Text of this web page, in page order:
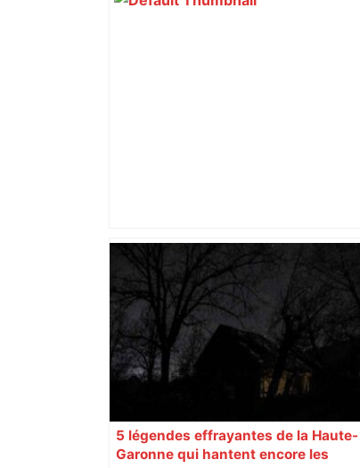
« Rien d'inquiétant » pour Guillaume
Restes, le gardien de Toulouse, après
sa sortie à Metz – L'Équipe
5 légendes effrayantes de la Haute-
Garonne qui hantent encore les